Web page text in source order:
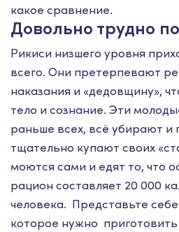
какое сравнение.
Довольно трудно
Рикиси низшего уровня
всего. Они претерпевают
наказания и «дедовщину»,
тело и сознание. Эти
раньше всех, всё убирают и
тщательно купают своих
моются сами и едят то, что
рацион составляет 20 000
человека. Представьте
которое нужно приготовить